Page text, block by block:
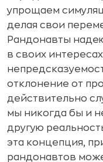
упрощаем
делая свои
Рандонавты
в своих
отклонение от
действительно
мы никогда бы и
другую
эта концепция,
рандонавтов